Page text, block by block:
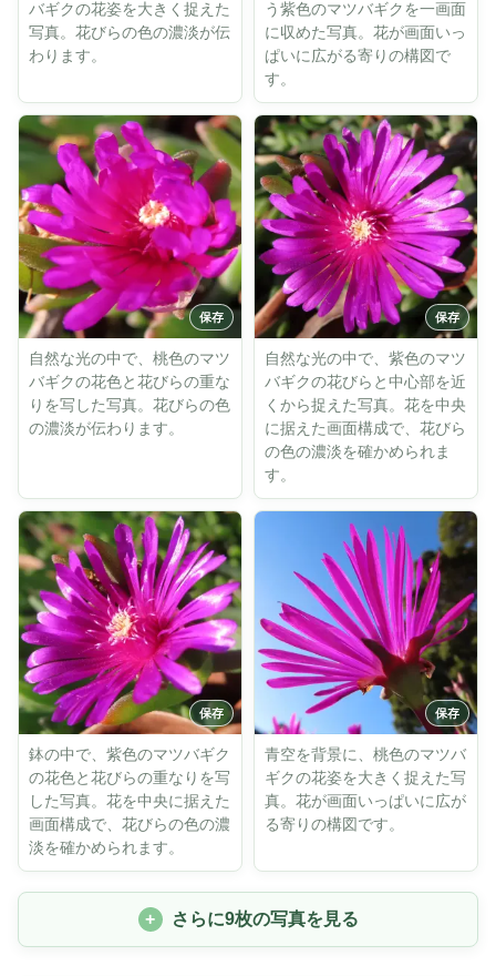
バギクの花姿を大きく捉えた
写真。花びらの色の濃淡が伝
わります。
う紫色のマツバギクを一画面
に収めた写真。花が画面いっ
ぱいに広がる寄りの構図で
す。
自然な光の中で、桃色のマツ
バギクの花色と花びらの重な
りを写した写真。花びらの色
の濃淡が伝わります。
自然な光の中で、紫色のマツ
バギクの花びらと中心部を近
くから捉えた写真。花を中央
に据えた画面構成で、花びら
の色の濃淡を確かめられま
す。
鉢の中で、紫色のマツバギク
の花色と花びらの重なりを写
した写真。花を中央に据えた
画面構成で、花びらの色の濃
淡を確かめられます。
青空を背景に、桃色のマツバ
ギクの花姿を大きく捉えた写
真。花が画面いっぱいに広が
る寄りの構図です。
さらに9枚の写真を見る